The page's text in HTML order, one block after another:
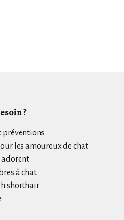
?
préventions
les amoureux de chat
adorent
à chat
shorthair